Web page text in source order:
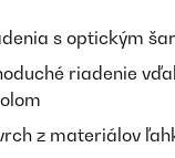
s optickým
riadenie
z materiálov